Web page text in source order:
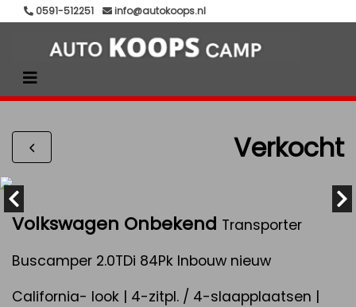
0591-512251 info@autokoops.nl
Verkocht
Volkswagen Onbekend Transporter
Buscamper 2.0TDi 84Pk Inbouw nieuw
California- look | 4-zitpl. / 4-slaapplaatsen |